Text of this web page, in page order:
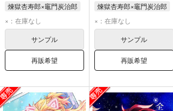
煉獄杏寿郎×竈門炭治郎
竈門炭治郎
煉獄杏寿郎
×：在庫なし
サンプル
再販希望
煉獄杏寿郎×竈門炭治郎
竈門炭治郎
煉獄杏寿郎
×：在庫なし
サンプル
再販希望